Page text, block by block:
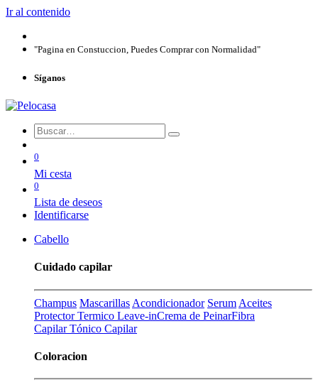
Ir al contenido
"Pagina en Constuccion, Puedes Comprar con Normalidad"
Síganos
0
Mi cesta
0
Lista de deseos
Identificarse
Cabello
Cuidado capilar
Champus Mascarillas Acondicionador Serum Aceites
Protector Termico Leave-inCrema de PeinarFibra
CapilarTónico Capilar
Coloracion